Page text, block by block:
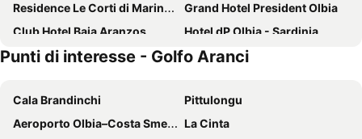
Residence Le Corti di Marinella
Grand Hotel President Olbia
Club Hotel Baia Aranzos
Hotel dP Olbia - Sardinia
Gabbiano Azzurro Hotel & Suites
Colonna Hotel Du Golf
Colonna Beach Hotel
Club Esse Cala Bitta
Hotel Residence Rena Bianca
Hotel Luna Lughente
Punti di interesse - Golfo Aranci
Cala Brandinchi
Pittulongu
Aeroporto Olbia–Costa Smeralda–Prince Karim Aga Khan IV
La Cinta